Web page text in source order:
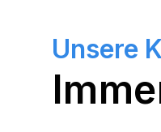
Unsere